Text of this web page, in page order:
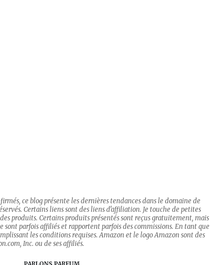
ce blog présente les dernières tendances dans le domaine de
Certains liens sont des liens d'affiliation. Je touche de petites
produits. Certains produits présentés sont reçus gratuitement, mais
sont parfois affiliés et rapportent parfois des commissions. En tant que
les conditions requises. Amazon et le logo Amazon sont des
Inc. ou de ses affiliés.